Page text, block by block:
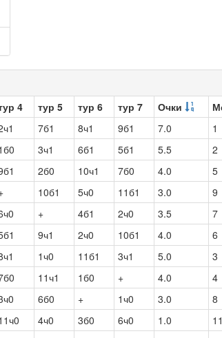
4 тур 5 тур 6 тур 7 Очки
7б1 8ч1 9б1 7.0 1
3ч1 6б1 5б1 5.5 2
2б0 10ч1 7б0 4.0 5
10б1 5ч0 11б1 3.0 9
+ 4б1 2ч0 3.5 7
9ч1 2ч0 10б1 4.0 6
1ч0 11б1 3ч1 5.0 3
11ч1 1б0 + 4.0 4
6б0 + 1ч0 3.0 8
4ч0 3б0 6ч0 1.0 11